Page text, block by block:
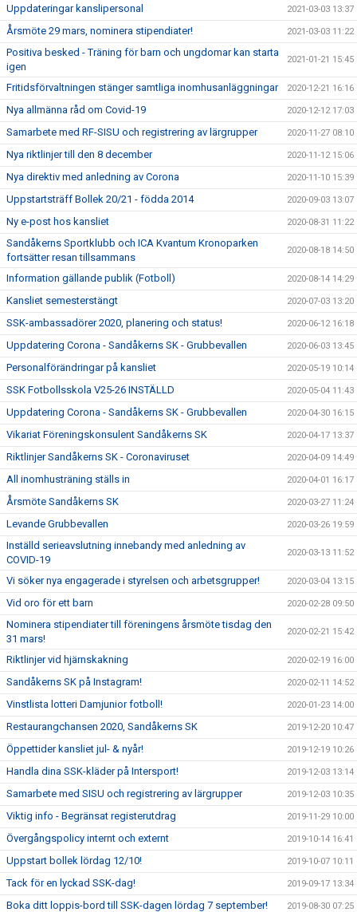
Uppdateringar kanslipersonal 2021-03-03 13:37
Årsmöte 29 mars, nominera stipendiater! 2021-03-03 11:22
Positiva besked - Träning för barn och ungdomar kan starta
igen
2021-01-21 15:45
Fritidsförvaltningen stänger samtliga inomhusanläggningar 2020-12-21 16:16
Nya allmänna råd om Covid-19 2020-12-12 17:03
Samarbete med RF-SISU och registrering av lärgrupper 2020-11-27 08:10
Nya riktlinjer till den 8 december 2020-11-12 15:06
Nya direktiv med anledning av Corona 2020-11-10 15:39
Uppstartsträff Bollek 20/21 - födda 2014 2020-09-03 13:07
Ny e-post hos kansliet 2020-08-31 11:22
Sandåkerns Sportklubb och ICA Kvantum Kronoparken
fortsätter resan tillsammans
2020-08-18 14:50
Information gällande publik (Fotboll) 2020-08-14 14:29
Kansliet semesterstängt 2020-07-03 13:20
SSK-ambassadörer 2020, planering och status! 2020-06-12 16:18
Uppdatering Corona - Sandåkerns SK - Grubbevallen 2020-06-03 13:45
Personalförändringar på kansliet 2020-05-19 10:14
SSK Fotbollsskola V25-26 INSTÄLLD 2020-05-04 11:43
Uppdatering Corona - Sandåkerns SK - Grubbevallen 2020-04-30 16:15
Vikariat Föreningskonsulent Sandåkerns SK 2020-04-17 13:37
Riktlinjer Sandåkerns SK - Coronaviruset 2020-04-09 14:49
All inomhusträning ställs in 2020-04-01 16:17
Årsmöte Sandåkerns SK 2020-03-27 11:24
Levande Grubbevallen 2020-03-26 19:59
Inställd serieavslutning innebandy med anledning av
COVID-19
2020-03-13 11:52
Vi söker nya engagerade i styrelsen och arbetsgrupper! 2020-03-04 13:15
Vid oro för ett barn 2020-02-28 09:50
Nominera stipendiater till föreningens årsmöte tisdag den
31 mars!
2020-02-21 15:42
Riktlinjer vid hjärnskakning 2020-02-19 16:00
Sandåkerns SK på Instagram! 2020-02-11 14:52
Vinstlista lotteri Damjunior fotboll! 2020-01-23 14:00
Restaurangchansen 2020, Sandåkerns SK 2019-12-20 10:47
Öppettider kansliet jul- & nyår! 2019-12-19 10:26
Handla dina SSK-kläder på Intersport! 2019-12-03 13:14
Samarbete med SISU och registrering av lärgrupper 2019-12-03 10:35
Viktig info - Begränsat registerutdrag 2019-11-29 10:00
Övergångspolicy internt och externt 2019-10-14 16:41
Uppstart bollek lördag 12/10! 2019-10-07 10:11
Tack för en lyckad SSK-dag! 2019-09-17 13:34
Boka ditt loppis-bord till SSK-dagen lördag 7 september! 2019-08-30 07:25